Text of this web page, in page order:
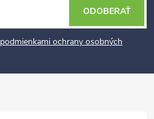
podmienkami ochrany osobných
ODOBERAŤ